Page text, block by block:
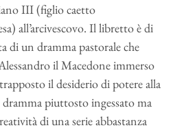
III (figlio caetto
all’arcivescovo. Il libretto è di
di un dramma pastorale che
il Macedone immerso
il desiderio di potere alla
piuttosto ingessato ma
di una serie abbastanza